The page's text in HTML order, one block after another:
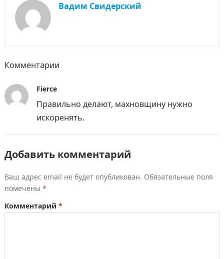
Вадим Свидерский
Комментарии
Fierce
Правильно делают, махновщину нужно
искоренять.
Добавить комментарий
Ваш адрес email не будет опубликован. Обязательные поля
помечены *
Комментарий *